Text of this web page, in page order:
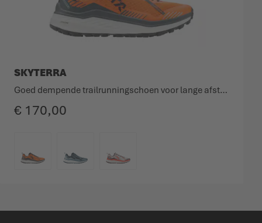
€ 170,00
SKYTERRA
KLEURCODE
Goed dempende trailrunningschoen voor lange afstanden.